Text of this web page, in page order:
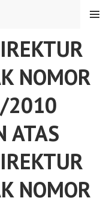
NOMOR
2010
ATAS
NOMOR
MENU